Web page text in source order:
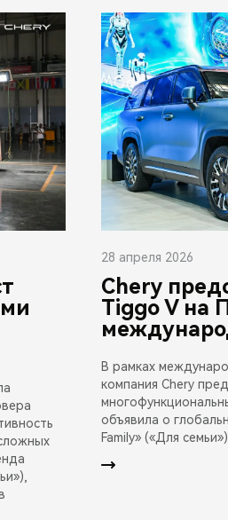
28 апреля 2026
Chery
Tiggo V на
В рамках
компания Chery
объявила о
Family» («Для